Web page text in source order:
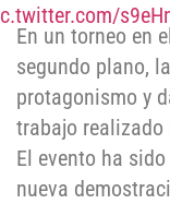
En un torneo en
segundo plano,
protagonismo y
trabajo realizado
El evento ha
nueva